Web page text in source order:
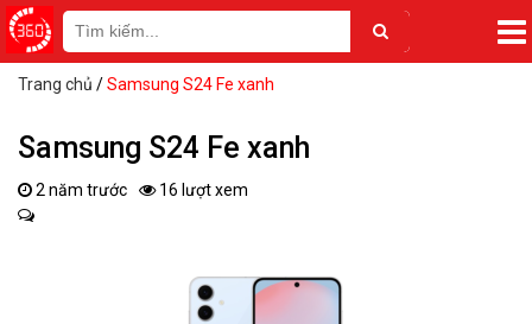
Trang chủ /Samsung S24 Fe xanh
Samsung S24 Fe xanh
2 năm trước 16 lượt xem